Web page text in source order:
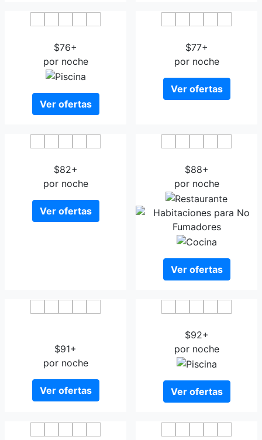
$76+
por noche
Ver ofertas
$77+
por noche
Ver ofertas
$82+
por noche
Ver ofertas
$88+
por noche
Ver ofertas
$91+
por noche
Ver ofertas
$92+
por noche
Ver ofertas